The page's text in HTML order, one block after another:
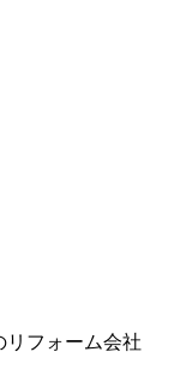
リフォーム会社